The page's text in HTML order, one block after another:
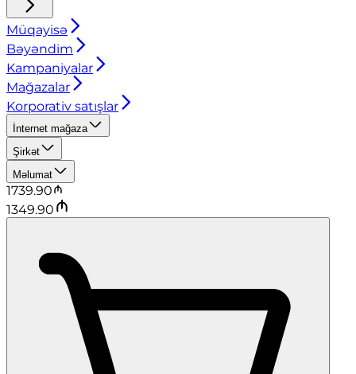
Müqayisə
Bəyəndim
Kampaniyalar
Mağazalar
Korporativ satışlar
İnternet mağaza
Şirkət
Məlumat
1739.90
1349.90